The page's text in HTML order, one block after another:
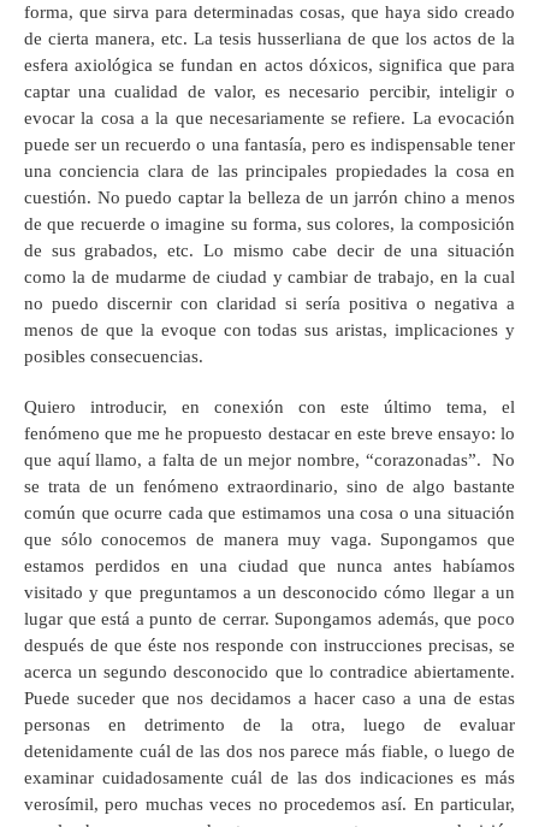
forma, que sirva para determinadas cosas, que haya sido creado
de cierta manera, etc. La tesis husserliana de que los actos de la
esfera axiológica se fundan en actos dóxicos, significa que para
captar una cualidad de valor, es necesario percibir, inteligir o
evocar la cosa a la que necesariamente se refiere. La evocación
puede ser un recuerdo o una fantasía, pero es indispensable tener
una conciencia clara de las principales propiedades la cosa en
cuestión. No puedo captar la belleza de un jarrón chino a menos
de que recuerde o imagine su forma, sus colores, la composición
de sus grabados, etc. Lo mismo cabe decir de una situación
como la de mudarme de ciudad y cambiar de trabajo, en la cual
no puedo discernir con claridad si sería positiva o negativa a
menos de que la evoque con todas sus aristas, implicaciones y
posibles consecuencias.
Quiero introducir, en conexión con este último tema, el
fenómeno que me he propuesto destacar en este breve ensayo: lo
que aquí llamo, a falta de un mejor nombre, “corazonadas”. No
se trata de un fenómeno extraordinario, sino de algo bastante
común que ocurre cada que estimamos una cosa o una situación
que sólo conocemos de manera muy vaga. Supongamos que
estamos perdidos en una ciudad que nunca antes habíamos
visitado y que preguntamos a un desconocido cómo llegar a un
lugar que está a punto de cerrar. Supongamos además, que poco
después de que éste nos responde con instrucciones precisas, se
acerca un segundo desconocido que lo contradice abiertamente.
Puede suceder que nos decidamos a hacer caso a una de estas
personas en detrimento de la otra, luego de evaluar
detenidamente cuál de las dos nos parece más fiable, o luego de
examinar cuidadosamente cuál de las dos indicaciones es más
verosímil, pero muchas veces no procedemos así. En particular,